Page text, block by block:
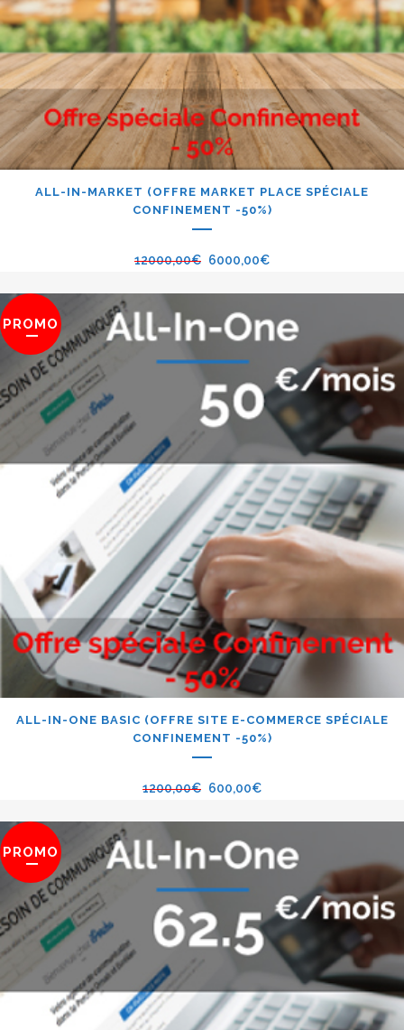
ALL-IN-MARKET (OFFRE MARKET PLACE SPÉCIALE
CONFINEMENT -50%)
12000,00€ 6000,00€
PROMO
ALL-IN-ONE BASIC (OFFRE SITE E-COMMERCE SPÉCIALE
CONFINEMENT -50%)
1200,00€ 600,00€
PROMO